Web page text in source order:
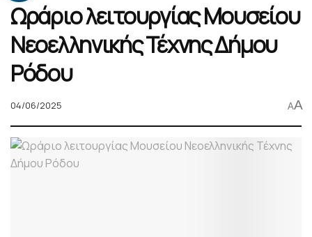
Ωράριο λειτουργίας Μουσείου
Νεοελληνικής Τέχνης Δήμου
Ρόδου
04/06/2025 AA